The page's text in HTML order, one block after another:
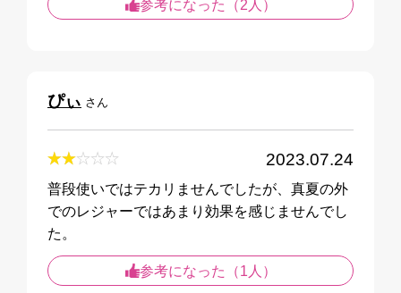
参考になった（2人）
ぴぃ さん
2023.07.24
普段使いではテカリませんでしたが、真夏の外
でのレジャーではあまり効果を感じませんでし
た。
参考になった（1人）